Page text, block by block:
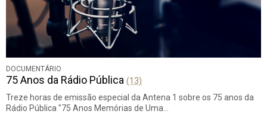
DOCUMENTÁRIO
75 Anos da Rádio Pública (13)
Treze horas de emissão especial da Antena 1 sobre os 75 anos da
Rádio Pública "75 Anos Memórias de Uma…